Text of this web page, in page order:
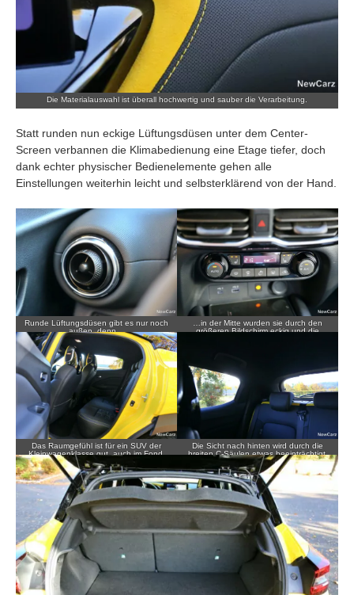
Die Materialauswahl ist überall hochwertig und sauber die Verarbeitung.
Statt runden nun eckige Lüftungsdüsen unter dem Center-
Screen verbannen die Klimabedienung eine Etage tiefer, doch
dank echter physischer Bedienelemente gehen alle
Einstellungen weiterhin leicht und selbsterklärend von der Hand.
Runde Lüftungsdüsen gibt es nur noch
außen, denn…
…in der Mitte wurden sie durch den
größeren Bildschirm eckig und die
Das Raumgefühl ist für ein SUV der
Kleinwagenklasse gut, auch im Fond.
Die Sicht nach hinten wird durch die
breiten C-Säulen etwas beeinträchtigt.